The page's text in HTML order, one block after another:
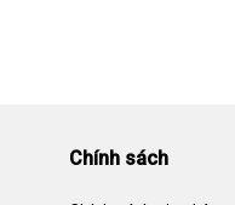
Chính sách